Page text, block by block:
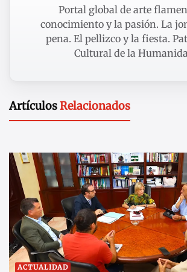
Portal global de arte
conocimiento y la pasión. La
pena. El pellizco y la fiesta.
Cultural de la
ArtículosRelacionados
ACTUALIDAD